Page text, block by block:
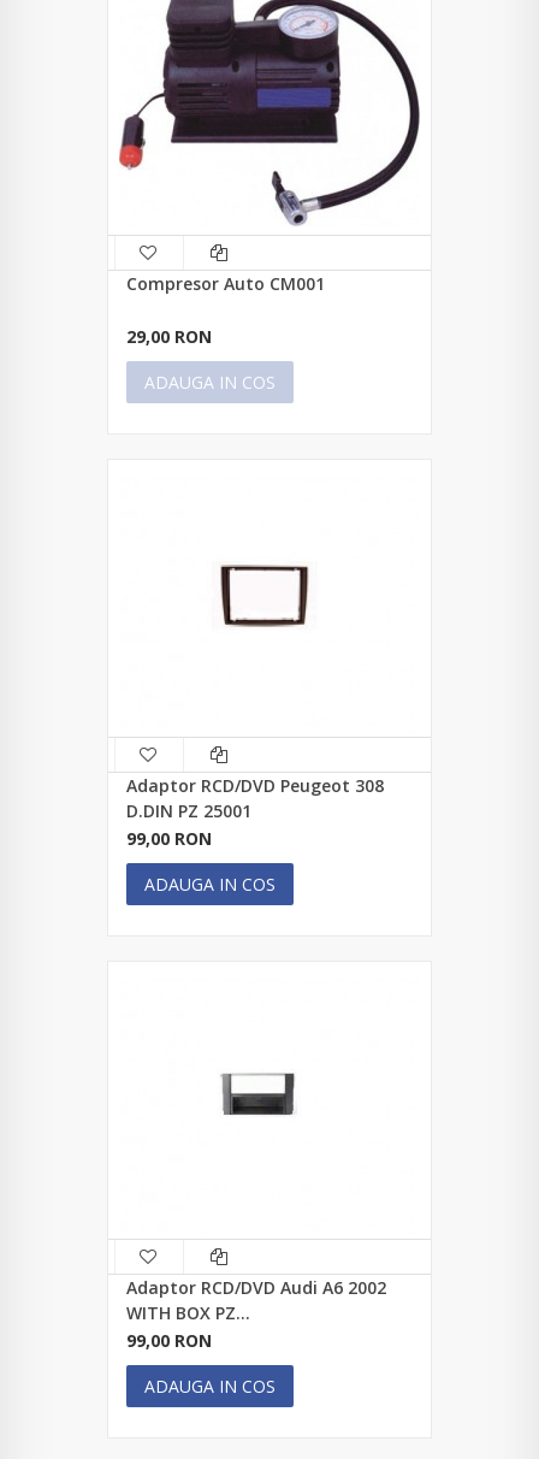
Compresor Auto CM001
29,00 RON
ADAUGA IN COS
Adaptor RCD/DVD Peugeot 308
D.DIN PZ 25001
99,00 RON
ADAUGA IN COS
Adaptor RCD/DVD Audi A6 2002
WITH BOX PZ...
99,00 RON
ADAUGA IN COS